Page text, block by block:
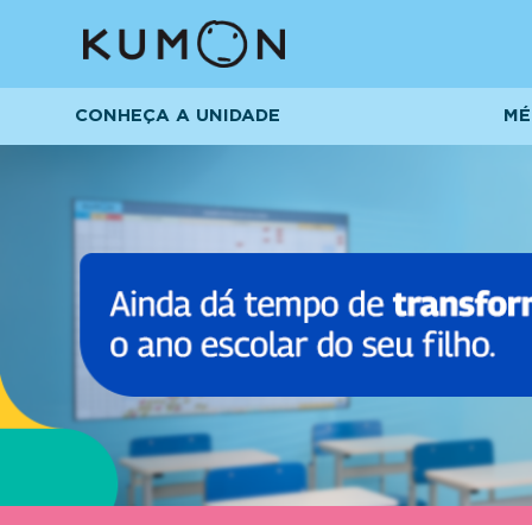
CONHEÇA A UNIDADE